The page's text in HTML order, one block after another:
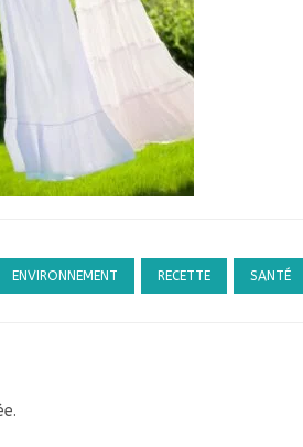
ENVIRONNEMENT RECETTE SANTÉ